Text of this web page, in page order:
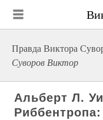
Правда Виктора
Суворов Виктор
Альберт Л.